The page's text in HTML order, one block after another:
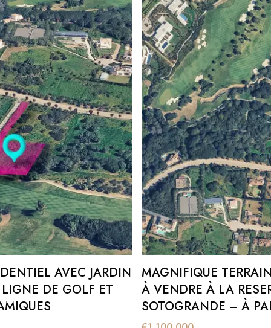
AVEC JARDIN
DE GOLF ET
MAGNIFIQUE
À VENDRE À LA
SOTOGRANDE – À
SEULEMENT 309 €/M²